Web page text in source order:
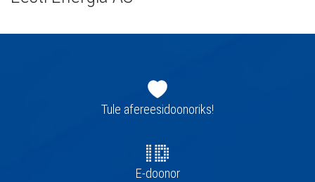
navigatsioonTule afereesidoonoriks!
E-doonor